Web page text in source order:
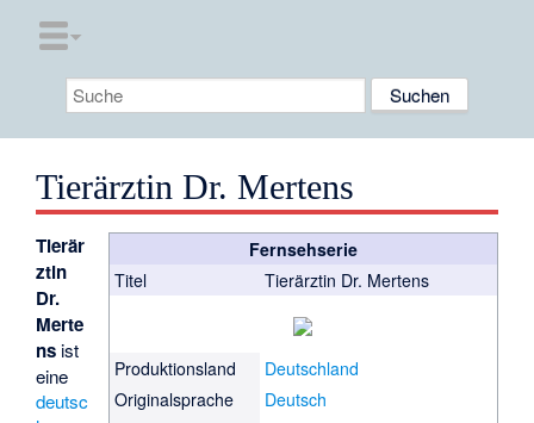
Tierärztin Dr. Mertens
Fernsehserie
Titel
Tierärztin Dr. Mertens
Produktionsland
Deutschland
Originalsprache
Deutsch
Tierär
ztin
Dr.
Merte
ns ist
eine
deutsc